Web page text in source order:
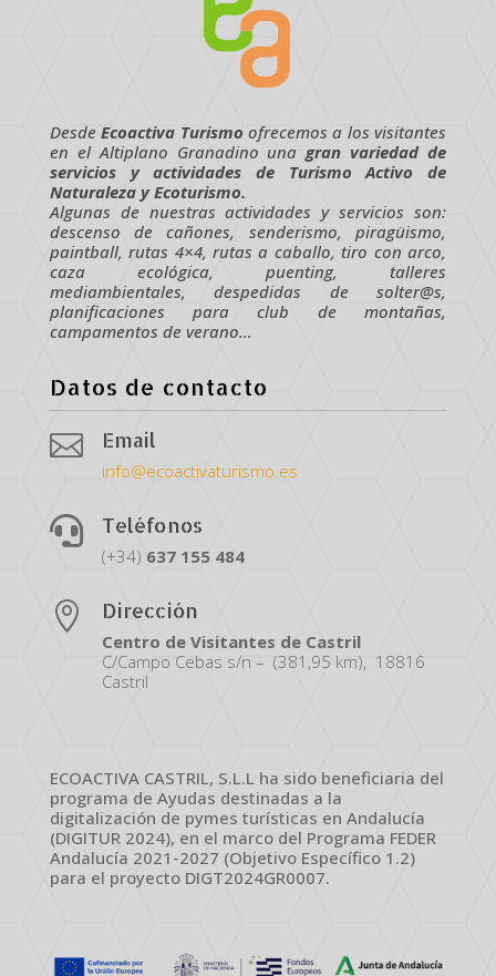
DesdeEcoactiva Turismo ofrecemos a los visitantes
en el Altiplano Granadino unagran variedad de
servicios y actividades de Turismo Activo de
Naturaleza y Ecoturismo.
Algunas de nuestras actividades y servicios son:
descenso de cañones, senderismo, piragüismo,
paintball, rutas 4×4, rutas a caballo, tiro con arco,
caza ecológica, puenting, talleres
mediambientales, despedidas de solter@s,
planificaciones para club de montañas,
campamentos de verano…
Datos de contacto
 Email
info@ecoactivaturismo.es
 Teléfonos
(+34) 637 155 484
 Dirección
Centro de Visitantes de Castril
C/Campo Cebas s/n – (381,95 km), 18816
Castril
ECOACTIVA CASTRIL, S.L.L ha sido beneficiaria del
programa de Ayudas destinadas a la
digitalización de pymes turísticas en Andalucía
(DIGITUR 2024), en el marco del Programa FEDER
Andalucía 2021-2027 (Objetivo Específico 1.2)
para el proyecto DIGT2024GR0007.